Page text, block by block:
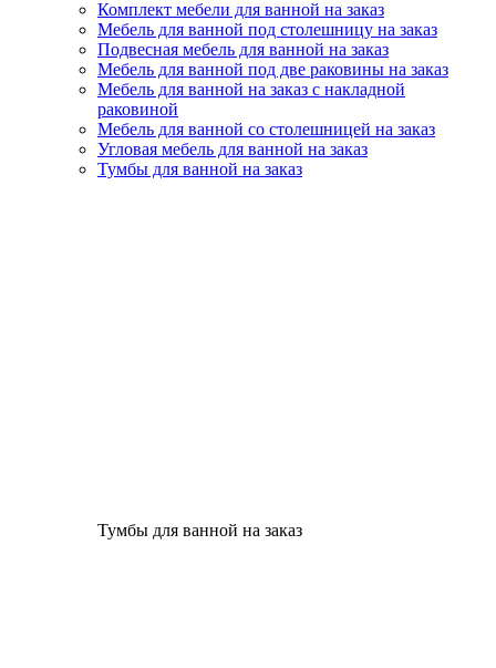
Комплект мебели для ванной на заказ
Мебель для ванной под столешницу на заказ
Подвесная мебель для ванной на заказ
Мебель для ванной под две раковины на заказ
Мебель для ванной на заказ с накладной
раковиной
Мебель для ванной со столешницей на заказ
Угловая мебель для ванной на заказ
Тумбы для ванной на заказ
Тумбы для ванной на заказ